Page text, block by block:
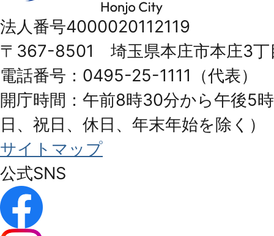
Honjo
City
法人番号4000020112119
〒367-8501 埼玉県本庄市本庄3丁
電話番号：0495-25-1111（代表）
開庁時間：午前8時30分から午後5
日、祝日、休日、年末年始を除く）
サイトマップ
公式SNS